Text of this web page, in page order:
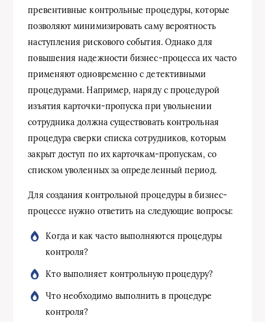
превентивные контрольные процедуры, которые
позволяют минимизировать саму вероятность
наступления рискового события. Однако для
повышения надежности бизнес-процесса их часто
применяют одновременно с детективными
процедурами. Например, наряду с процедурой
изъятия карточки-пропуска при увольнении
сотрудника должна существовать контрольная
процедура сверки списка сотрудников, которым
закрыт доступ по их карточкам-пропускам, со
списком уволенных за определенный период.
Для создания контрольной процедуры в бизнес-
процессе нужно ответить на следующие вопросы:
Когда и как часто выполняются процедуры
контроля?
Кто выполняет контрольную процедуру?
Что необходимо выполнить в процедуре
контроля?